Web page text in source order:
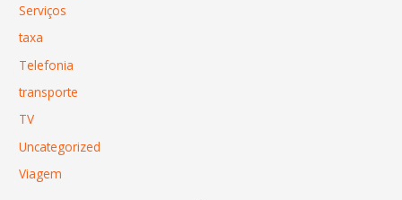
Serviços
taxa
Telefonia
transporte
TV
Uncategorized
Viagem